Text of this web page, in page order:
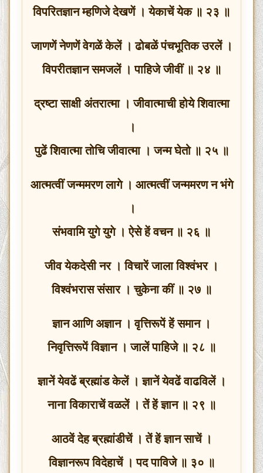
विपरितज्ञान म्हणिजे देखणें । येकाचें येक ॥ २३ ॥
जाणणें नेणणें वेगळें केलें । ढोबळें पंचभूतिक उरलें ।
विपरीतज्ञान समजलें । पाहिजे जीवीं ॥ २४ ॥
द्रष्टा साक्षी अंतरात्मा । जीवात्माची होये शिवात्मा
।
पुढें शिवात्मा तोचि जीवात्मा । जन्म घेतो ॥ २५ ॥
आत्मत्वीं जन्ममरण लागे । आत्मत्वीं जन्ममरण न भंगे
।
संभवामि युगे युगे । ऐसे हें वचन ॥ २६ ॥
जीव येकदेसी नर । विचारें जाला विश्वंभर ।
विश्वंभरास संसार । चुकेना कीं ॥ २७ ॥
ज्ञान आणि अज्ञान । वृत्तिरूपें हें समान ।
निवृत्तिरूपें विज्ञान । जालें पाहिजे ॥ २८ ॥
ज्ञानें येवढें ब्रह्मांड केलें । ज्ञानें येवढें वाढविलें ।
नाना विकाराचें वळलें । तें हें ज्ञान ॥ २९ ॥
आठवें देह ब्रह्मांडीचें । तें हें ज्ञान साचें ।
विज्ञानरूप विदेहाचें । पद पाविजे ॥ ३० ॥